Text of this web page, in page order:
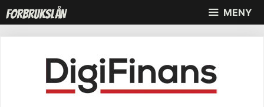
Hopp
til
innhold
MENY